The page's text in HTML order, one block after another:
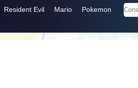
Resident Evil Mario Pokemon